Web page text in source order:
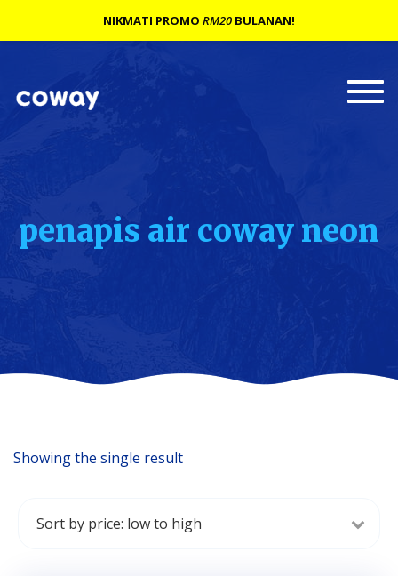
penapis air coway neon
Showing the single result
NIKMATI PROMO RM20 BULANAN!